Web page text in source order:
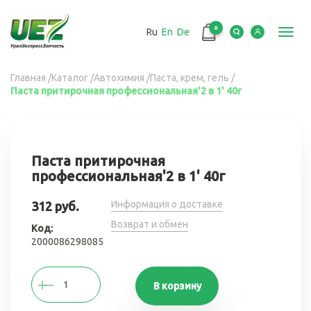
основному
содержанию
Ru En De 0
Вы
здесь
Главная /Каталог /Автохимия /Паста, крем, гель /
Паста притирочная профессиональная'2 в 1' 40г
Паста притирочная
профессиональная'2 в 1' 40г
312 руб.
Код:
2000086298085
Информация о доставке
Возврат и обмен
В корзину